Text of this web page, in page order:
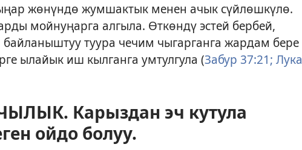
жөнүндө жумшактык менен ачык сүйлөшкүлө.
мойнуңарга алгыла. Өткөндү эстей бербей,
байланыштуу туура чечим чыгарганга жардам бере
ылайык иш кылганга умтулгула (Забур 37:21; Лука
Карыздан эч кутула
ойдо болуу.